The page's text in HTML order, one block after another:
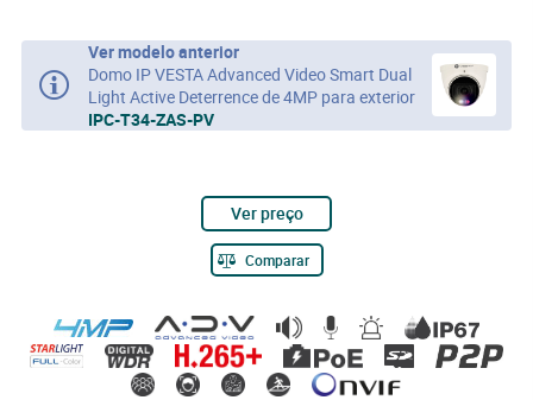
Ver modelo anterior
Domo IP VESTA Advanced Video Smart Dual
Light Active Deterrence de 4MP para exterior
IPC-T34-ZAS-PV
Ver preço
Comparar